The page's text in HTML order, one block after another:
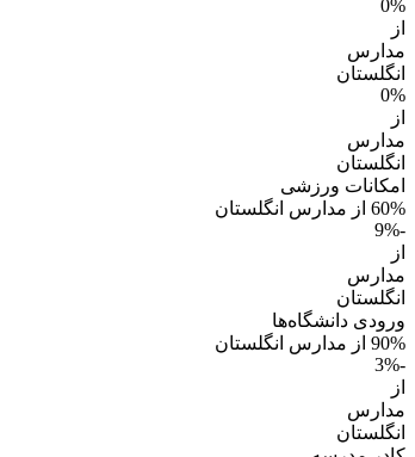
0%
از
مدارس
انگلستان
0%
از
مدارس
انگلستان
امکانات ورزشی
60% از مدارس انگلستان
-9%
از
مدارس
انگلستان
ورودی دانشگاه‌ها
90% از مدارس انگلستان
-3%
از
مدارس
انگلستان